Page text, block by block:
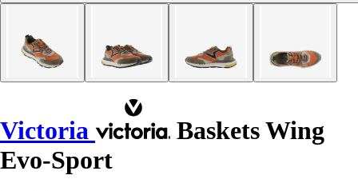
Victoria
Baskets Wing
Evo-Sport